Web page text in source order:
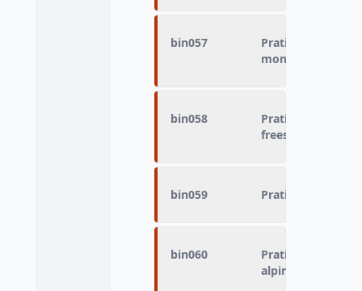
bin057
Pratique du
montagne
bin058
Pratique du
freestyle
bin059 Pratique du
bin060
Pratique du
alpinisme